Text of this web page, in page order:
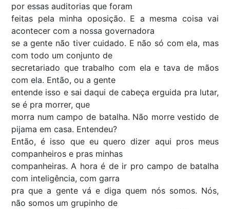
por essas auditorias que foram
feitas pela minha oposição. E a mesma coisa vai
acontecer com a nossa governadora
se a gente não tiver cuidado. E não só com ela, mas
com todo um conjunto de
secretariado que trabalho com ela e tava de mãos
com ela. Então, ou a gente
entende isso e sai daqui de cabeça erguida pra lutar,
se é pra morrer, que
morra num campo de batalha. Não morre vestido de
pijama em casa. Entendeu?
Então, é isso que eu quero dizer aqui pros meus
companheiros e pras minhas
companheiras. A hora é de ir pro campo de batalha
com inteligência, com garra
pra que a gente vá e diga quem nós somos. Nós,
não somos um grupinho de